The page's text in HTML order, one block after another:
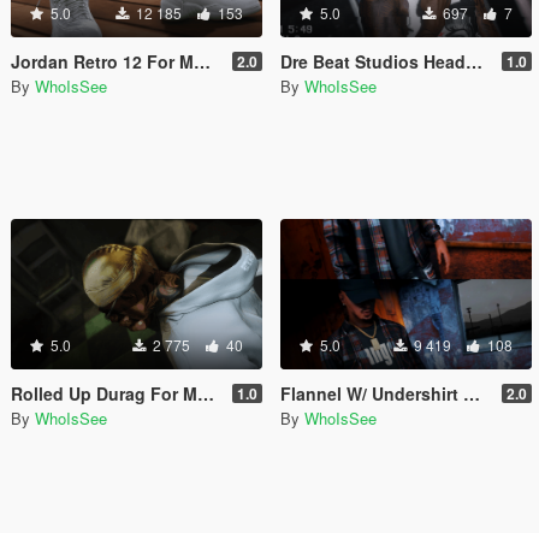
5.0 12 185 153
Jordan Retro 12 For MP Male 2.0
By WhoIsSee
5.0 697 7
Dre Beat Studios Headphones For Mp Male & Female 1.0
By WhoIsSee
5.0 2 775 40
Rolled Up Durag For MP Male 1.0
By WhoIsSee
5.0 9 419 108
Flannel W/ Undershirt For MP Male 2.0
By WhoIsSee